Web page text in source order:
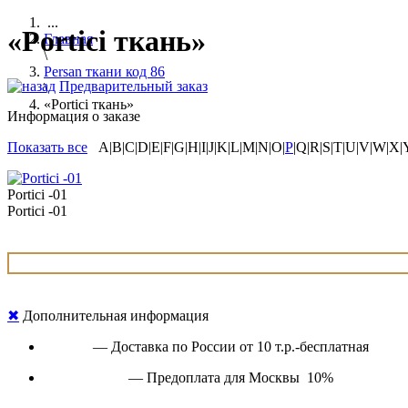
...
Главная
\
Persan ткани код 86
\
«Portici ткань»
«Portici ткань»
Предварительный заказ
Информация о заказе
Показать все A|B|C|D|E|F|G|H|I|J|K|L|M|N|O|P
Portici -01
Portici -01
✖ Дополнительная информация
— Доставка по России от 10 т.р.-бесплатная
— Предоплата для Москвы 10%